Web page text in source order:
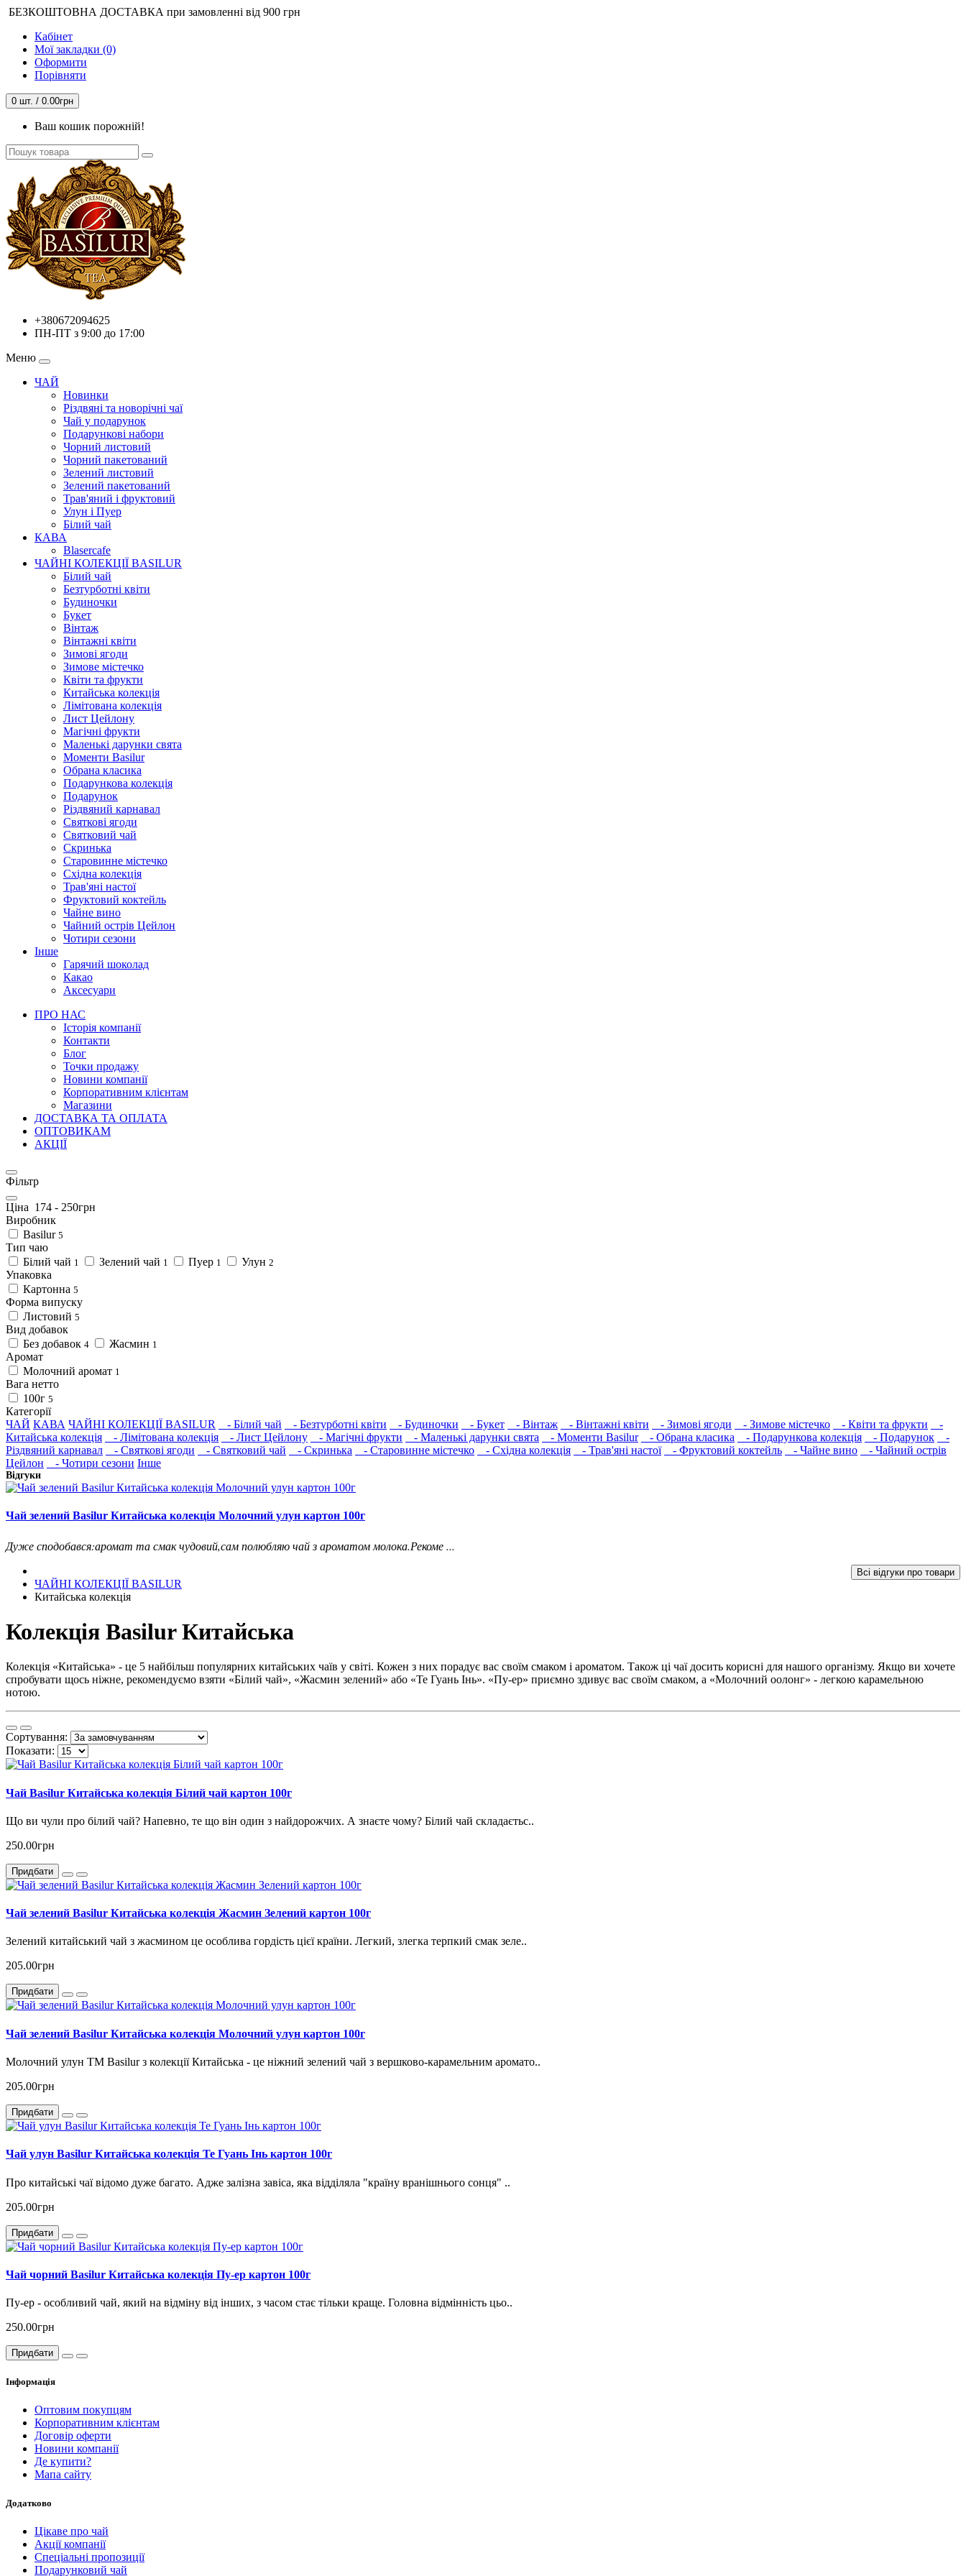
БЕЗКОШТОВНА ДОСТАВКА при замовленні від 900 грн
Кабінет
Мої закладки (0)
Оформити
Порівняти
0 шт. / 0.00грн
Ваш кошик порожній!
+380672094625
ПН-ПТ з 9:00 до 17:00
Меню
ЧАЙ
Новинки
Різдвяні та новорічні чаї
Чай у подарунок
Подарункові набори
Чорний листовий
Чорний пакетований
Зелений листовий
Зелений пакетований
Трав'яний і фруктовий
Улун і Пуер
Білий чай
КАВА
Blasercafe
ЧАЙНІ КОЛЕКЦІЇ BASILUR
Білий чай
Безтурботні квіти
Будиночки
Букет
Вінтаж
Вінтажні квіти
Зимові ягоди
Зимове містечко
Квіти та фрукти
Китайська колекція
Лімітована колекція
Лист Цейлону
Магічні фрукти
Маленькі дарунки свята
Моменти Basilur
Обрана класика
Подарункова колекція
Подарунок
Різдвяний карнавал
Святкові ягоди
Святковий чай
Скринька
Старовинне містечко
Східна колекція
Трав'яні настої
Фруктовий коктейль
Чайне вино
Чайний острів Цейлон
Чотири сезони
Інше
Гарячий шоколад
Какао
Аксесуари
ПРО НАС
Історія компанії
Контакти
Блог
Точки продажу
Новини компанії
Корпоративним клієнтам
Магазини
ДОСТАВКА ТА ОПЛАТА
ОПТОВИКАМ
АКЦІЇ
Фільтр
Ціна 174 - 250грн
Виробник
Basilur 5
Тип чаю
Білий чай 1 Зелений чай 1 Пуер 1 Улун 2
Упаковка
Картонна 5
Форма випуску
Листовий 5
Вид добавок
Без добавок 4 Жасмин 1
Аромат
Молочний аромат 1
Вага нетто
100г 5
Категорії
ЧАЙ КАВА ЧАЙНІ КОЛЕКЦІЇ BASILUR - Білий чай - Безтурботні квіти - Будиночки - Букет - Вінтаж - Вінтажні квіти - Зимові ягоди - Зимове містечко - Квіти та фрукти
-
Китайська колекція
- Лімітована колекція - Лист Цейлону - Магічні фрукти - Маленькі дарунки свята - Моменти Basilur - Обрана класика - Подарункова колекція - Подарунок
-
Різдвяний карнавал
- Святкові ягоди - Святковий чай - Скринька - Старовинне містечко - Східна колекція - Трав'яні настої - Фруктовий коктейль - Чайне вино
- Чайний острів
Цейлон
- Чотири сезони Інше
Відгуки
Чай зелений Basilur Китайська колекція Молочний улун картон 100г
Дуже сподобався:аромат та смак чудовий,сам полюбляю чай з ароматом молока.Рекоме ...
Всі відгуки про товари
ЧАЙНІ КОЛЕКЦІЇ BASILUR
Китайська колекція
Колекція Basilur Китайська
Колекція «Китайська» - це 5 найбільш популярних китайських чаїв у світі. Кожен з них порадує вас своїм смаком і ароматом. Також ці чаї досить корисні для нашого організму. Якщо ви хочете
спробувати щось ніжне, рекомендуємо взяти «Білий чай», «Жасмин зелений» або «Те Гуань Інь». «Пу-ер» приємно здивує вас своїм смаком, а «Молочний оолонг» - легкою карамельною
нотою.
Сортування:
Показати:
Чай Basilur Китайська колекція Білий чай картон 100г
Що ви чули про білий чай? Напевно, те що він один з найдорожчих. А знаєте чому? Білий чай складаєтьс..
250.00грн
Придбати
Чай зелений Basilur Китайська колекція Жасмин Зелений картон 100г
Зелений китайський чай з жасмином це особлива гордість цієї країни. Легкий, злегка терпкий смак зеле..
205.00грн
Придбати
Чай зелений Basilur Китайська колекція Молочний улун картон 100г
Молочний улун ТМ Basilur з колекції Китайська - це ніжний зелений чай з вершково-карамельним аромато..
205.00грн
Придбати
Чай улун Basilur Китайська колекція Те Гуань Інь картон 100г
Про китайські чаї відомо дуже багато. Адже залізна завіса, яка відділяла "країну вранішнього сонця" ..
205.00грн
Придбати
Чай чорний Basilur Китайська колекція Пу-ер картон 100г
Пу-ер - особливий чай, який на відміну від інших, з часом стає тільки краще. Головна відмінність цьо..
250.00грн
Придбати
Інформація
Оптовим покупцям
Корпоративним клієнтам
Договір оферти
Новини компанії
Де купити?
Мапа сайту
Додатково
Цікаве про чай
Акції компанії
Спеціальні пропозиції
Подарунковий чай